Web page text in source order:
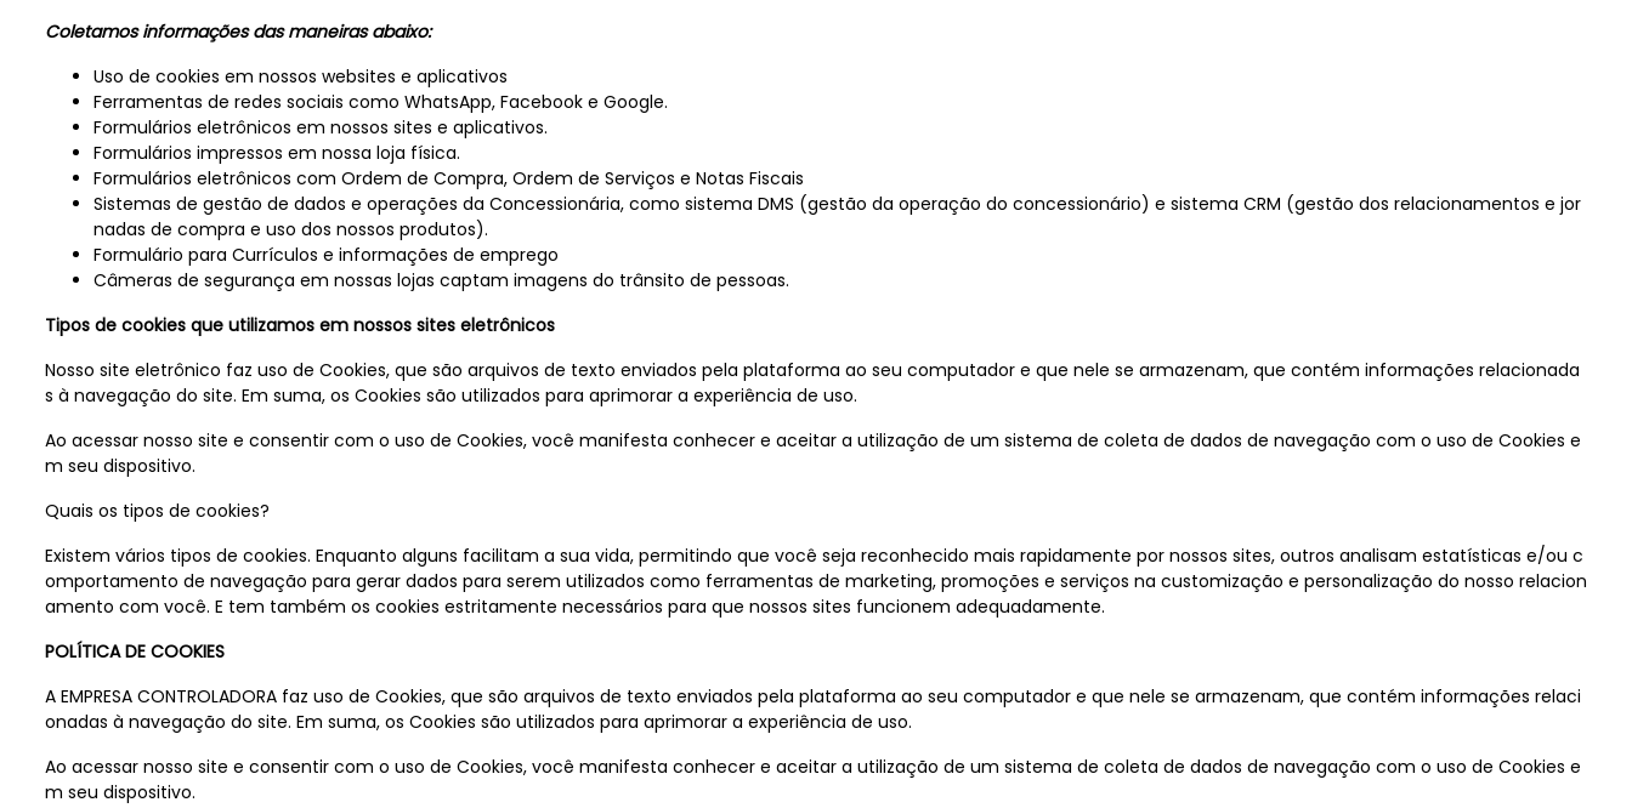
Coletamos informações das maneiras abaixo:
Uso de cookies em nossos websites e aplicativos
Ferramentas de redes sociais como WhatsApp, Facebook e Google.
Formulários eletrônicos em nossos sites e aplicativos.
Formulários impressos em nossa loja física.
Formulários eletrônicos com Ordem de Compra, Ordem de Serviços e Notas Fiscais
Sistemas de gestão de dados e operações da Concessionária, como sistema DMS (gestão da operação do concessionário) e sistema CRM (gestão dos relacionamentos e jor
nadas de compra e uso dos nossos produtos).
Formulário para Currículos e informações de emprego
Câmeras de segurança em nossas lojas captam imagens do trânsito de pessoas.
Tipos de cookies que utilizamos em nossos sites eletrônicos
Nosso site eletrônico faz uso de Cookies, que são arquivos de texto enviados pela plataforma ao seu computador e que nele se armazenam, que contém informações relacionada
s à navegação do site. Em suma, os Cookies são utilizados para aprimorar a experiência de uso.
Ao acessar nosso site e consentir com o uso de Cookies, você manifesta conhecer e aceitar a utilização de um sistema de coleta de dados de navegação com o uso de Cookies e
m seu dispositivo.
Quais os tipos de cookies?
Existem vários tipos de cookies. Enquanto alguns facilitam a sua vida, permitindo que você seja reconhecido mais rapidamente por nossos sites, outros analisam estatísticas e/ou c
omportamento de navegação para gerar dados para serem utilizados como ferramentas de marketing, promoções e serviços na customização e personalização do nosso relacion
amento com você. E tem também os cookies estritamente necessários para que nossos sites funcionem adequadamente.
POLÍTICA DE COOKIES
A EMPRESA CONTROLADORA faz uso de Cookies, que são arquivos de texto enviados pela plataforma ao seu computador e que nele se armazenam, que contém informações relaci
onadas à navegação do site. Em suma, os Cookies são utilizados para aprimorar a experiência de uso.
Ao acessar nosso site e consentir com o uso de Cookies, você manifesta conhecer e aceitar a utilização de um sistema de coleta de dados de navegação com o uso de Cookies e
m seu dispositivo.